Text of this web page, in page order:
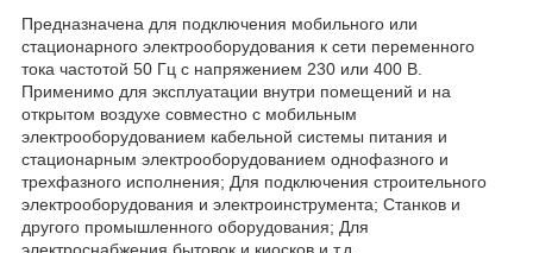
Предназначена для подключения мобильного или
стационарного электрооборудования к сети переменного
тока частотой 50 Гц с напряжением 230 или 400 В.
Применимо для эксплуатации внутри помещений и на
открытом воздухе совместно с мобильным
электрооборудованием кабельной системы питания и
стационарным электрооборудованием однофазного и
трехфазного исполнения; Для подключения строительного
электрооборудования и электроинструмента; Станков и
другого промышленного оборудования; Для
электроснабжения бытовок и киосков и т.д.